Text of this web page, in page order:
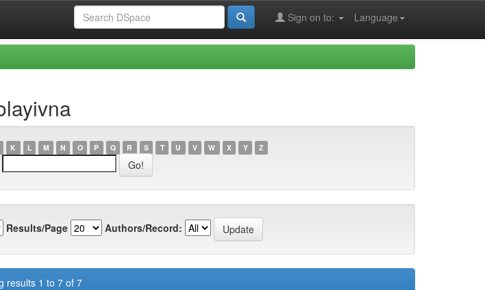
Language
Sign on to:
K L M N O P Q R S T U V W X Y Z
Results/Page Authors/Record:
results 1 to 7 of 7